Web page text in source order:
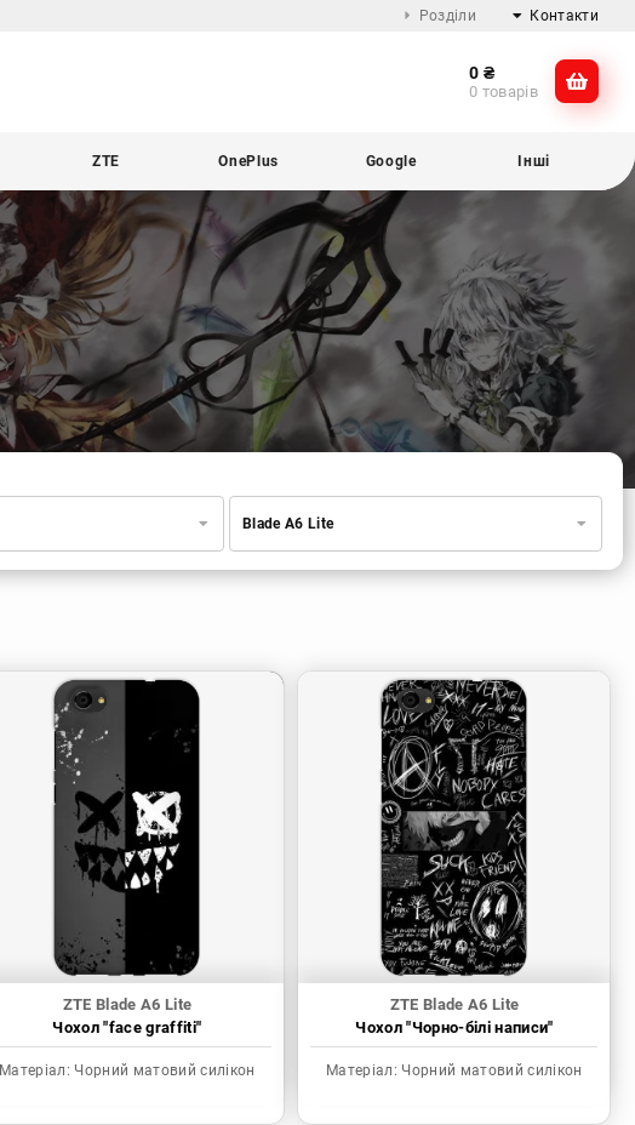
Розділи Контакти
@dikocase
0 ₴
0 товарів
ZTE OnePlus Google Інші
Blade A6 Lite
ZTE Blade A6 Lite
Чохол "face graffiti"
Матеріал: Чорний матовий силікон
ZTE Blade A6 Lite
Чохол "Чорно-білі написи"
Матеріал: Чорний матовий силікон